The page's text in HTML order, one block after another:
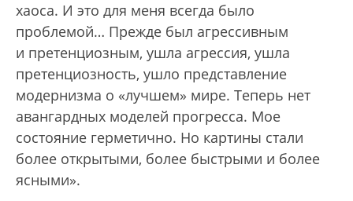
хаоса. И это для меня всегда было
проблемой… Прежде был агрессивным
и претенциозным, ушла агрессия, ушла
претенциозность, ушло представление
модернизма о «лучшем» мире. Теперь нет
авангардных моделей прогресса. Мое
состояние герметично. Но картины стали
более открытыми, более быстрыми и более
ясными».